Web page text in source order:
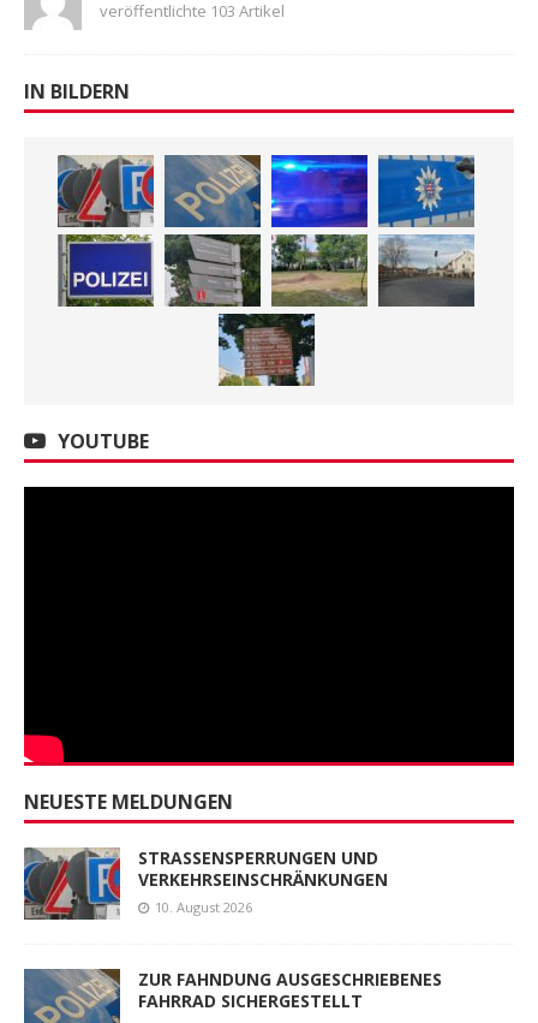
veröffentlichte 103 Artikel
IN BILDERN
YOUTUBE
NEUESTE MELDUNGEN
STRASSENSPERRUNGEN UND
VERKEHRSEINSCHRÄNKUNGEN
10. August 2026
ZUR FAHNDUNG AUSGESCHRIEBENES
FAHRRAD SICHERGESTELLT